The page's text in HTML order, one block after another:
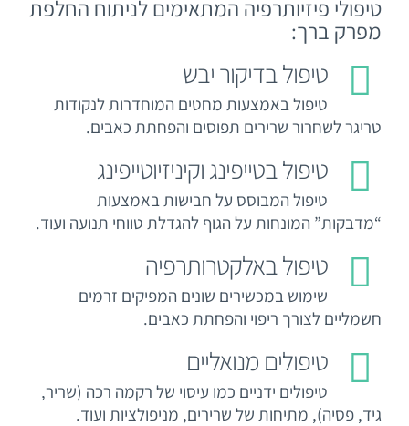
טיפולי פיזיותרפיה המתאימים לניתוח החלפת
מפרק ברך:
טיפול בדיקור יבש
טיפול באמצעות מחטים המוחדרות לנקודות
טריגר לשחרור שרירים תפוסים והפחתת כאבים.
טיפול בטייפינג וקיניזיוטייפינג
טיפול המבוסס על חבישות באמצעות
“מדבקות” המונחות על הגוף להגדלת טווחי תנועה ועוד.
טיפול באלקטרותרפיה
שימוש במכשירים שונים המפיקים זרמים
חשמליים לצורך ריפוי והפחתת כאבים.
טיפולים מנואליים
טיפולים ידניים כמו עיסוי של רקמה רכה (שריר,
גיד, פסיה), מתיחות של שרירים, מניפולציות ועוד.